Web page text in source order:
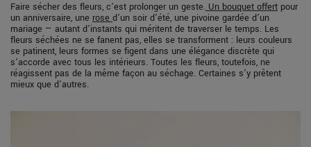
Faire sécher des fleurs, c’est prolonger un geste. Un bouquet offert pour
un anniversaire, une rose d’un soir d’été, une pivoine gardée d’un
mariage — autant d’instants qui méritent de traverser le temps. Les
fleurs séchées ne se fanent pas, elles se transforment : leurs couleurs
se patinent, leurs formes se figent dans une élégance discrète qui
s’accorde avec tous les intérieurs. Toutes les fleurs, toutefois, ne
réagissent pas de la même façon au séchage. Certaines s'y prêtent
mieux que d'autres.